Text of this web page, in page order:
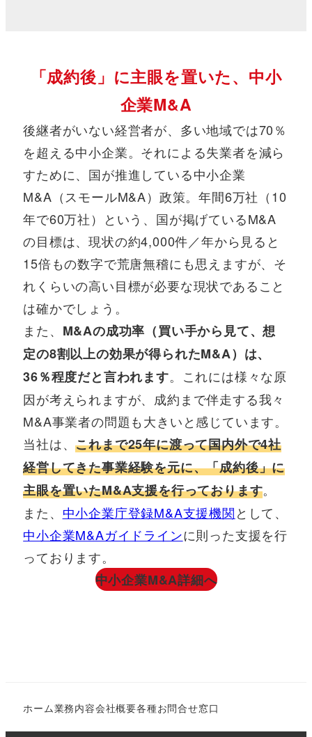
「成約後」に主眼を置いた、中小
企業M&A
後継者がいない経営者が、多い地域では70％
を超える中小企業。それによる失業者を減ら
すために、国が推進している中小企業
M&A（スモールM&A）政策。年間6万社（10
年で60万社）という、国が掲げているM&A
の目標は、現状の約4,000件／年から見ると
15倍もの数字で荒唐無稽にも思えますが、そ
れくらいの高い目標が必要な現状であること
は確かでしょう。
また、 M&Aの成功率（買い手から見て、想
定の8割以上の効果が得られたM&A）は、
36％程度だと言われます。これには様々な原
因が考えられますが、成約まで伴走する我々
M&A事業者の問題も大きいと感じています。
当社は、これまで25年に渡って国内外で4社
経営してきた事業経験を元に、「成約後」に
主眼を置いたM&A支援を行っております。
また、 中小企業庁登録M&A支援機関として、
中小企業M&Aガイドラインに則った支援を行
っております。
中小企業M&A詳細へ
ホーム業務内容会社概要各種お問合せ窓口